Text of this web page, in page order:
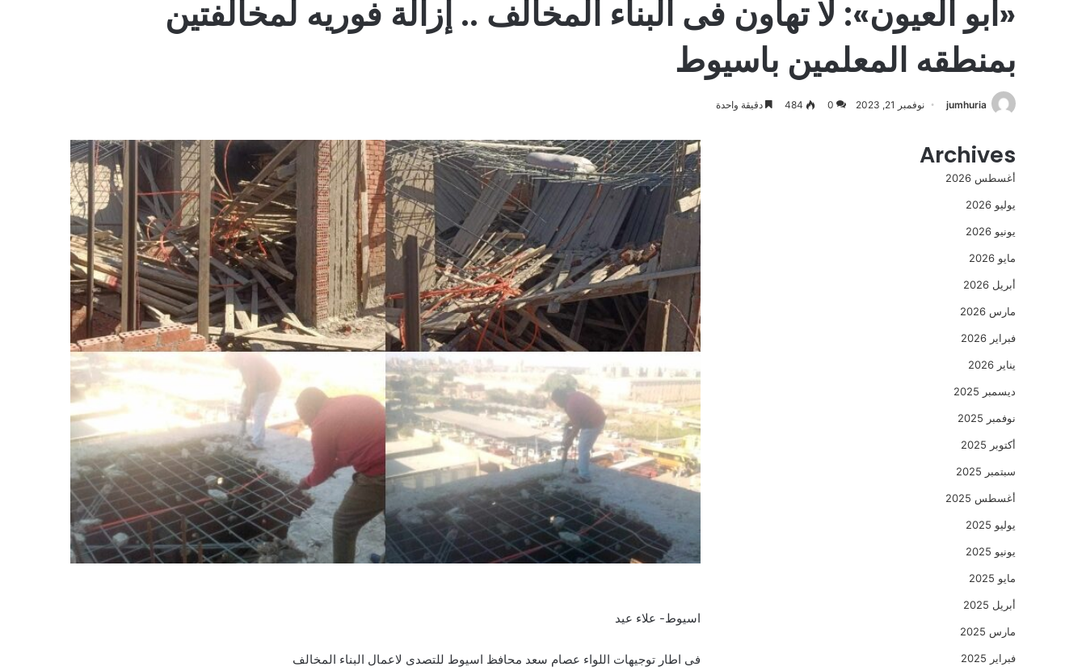
«ابو العيون»: لا تهاون فى البناء المخالف .. إزالة فوريه لمخالفتين
بمنطقه المعلمين باسيوط
jumhuria نوفمبر 21, 2023 0
484 دقيقة واحدة
اسيوط- علاء عيد
فى اطار توجيهات اللواء عصام سعد محافظ اسيوط للتصدى لاعمال البناء المخالف
Archives
أغسطس 2026
يوليو 2026
يونيو 2026
مايو 2026
أبريل 2026
مارس 2026
فبراير 2026
يناير 2026
ديسمبر 2025
نوفمبر 2025
أكتوبر 2025
سبتمبر 2025
أغسطس 2025
يوليو 2025
يونيو 2025
مايو 2025
أبريل 2025
مارس 2025
فبراير 2025